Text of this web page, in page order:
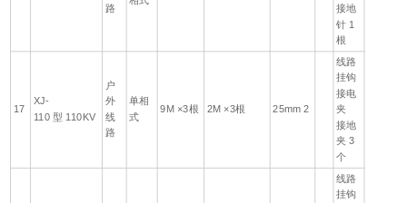
路
接地
针 1
根
17
XJ-
110 型 110KV
户
外
线
路
单相
式
9M ×3根 2M ×3根 25mm 2
线路
挂钩
接电
夹
接地
夹 3
个
线路
挂钩